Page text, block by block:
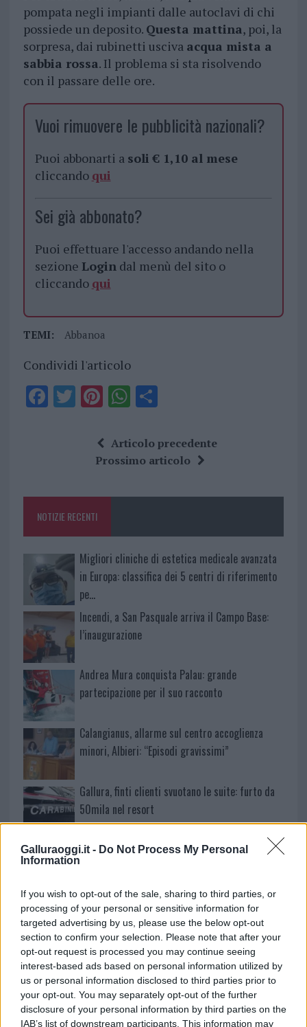
Galluraoggi.it - Do Not Process My Personal
Information
If you wish to opt-out of the sale, sharing to third parties, or
processing of your personal or sensitive information for
targeted advertising by us, please use the below opt-out
section to confirm your selection. Please note that after your
opt-out request is processed you may continue seeing
interest-based ads based on personal information utilized by
us or personal information disclosed to third parties prior to
your opt-out. You may separately opt-out of the further
disclosure of your personal information by third parties on the
IAB’s list of downstream participants. This information may
pompata negli impianti dalle autoclavi di chi
possiede un deposito. Questa mattina, poi, la
sorpresa, dai rubinetti usciva acqua mista a
sabbia rossa. Il problema si sta risolvendo
con il passare delle ore.
Vuoi rimuovere le pubblicità nazionali?
Puoi abbonarti a soli € 1,10 al mese
cliccando qui
Sei già abbonato?
Puoi effettuare l'accesso andando nella
sezione Logindal menù del sito o
cliccando qui
TEMI: Abbanoa
Condividi l'articolo
F
o
k
T Pi
te
re
W
at
s
p
S
a
re
Articolo precedente
Prossimo articolo
NOTIZIE RECENTI
Migliori cliniche di estetica medicale avanzata
in Europa: classifica dei 5 centri di riferimento
pe…
Incendi, a San Pasquale arriva il Campo Base:
l’inaugurazione
Andrea Mura conquista Palau: grande
partecipazione per il suo racconto
Calangianus, allarme sul centro accoglienza
minori, Albieri: “Episodi gravissimi”
Gallura, finti clienti svuotano le suite: furto da
50mila nel resort
Meteo Olbia 7 agosto, sole e caldo tornano
protagonisti
Test tunnel Olbia: rampe chiuse ancora fino a
fine agosto